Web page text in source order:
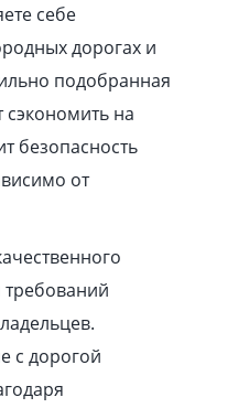
себе
дорогах и
подобранная
на
безопасность
от
требований
с дорогой